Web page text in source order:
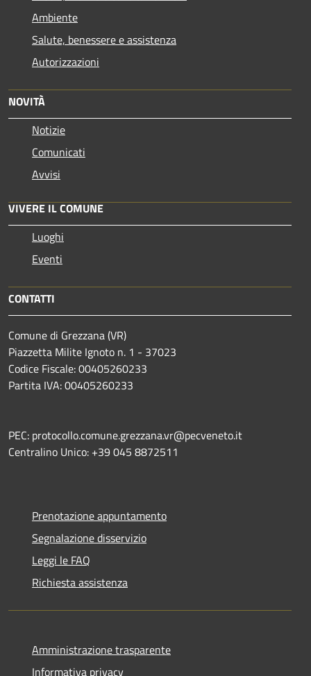
Ambiente
Salute, benessere e assistenza
Autorizzazioni
NOVITÀ
Notizie
Comunicati
Avvisi
VIVERE IL COMUNE
Luoghi
Eventi
CONTATTI
Comune di Grezzana (VR)
Piazzetta Milite Ignoto n. 1 - 37023
Codice Fiscale: 00405260233
Partita IVA: 00405260233
PEC: protocollo.comune.grezzana.vr@pecveneto.it
Centralino Unico: +39 045 8872511
Prenotazione appuntamento
Segnalazione disservizio
Leggi le FAQ
Richiesta assistenza
Amministrazione trasparente
Informativa privacy